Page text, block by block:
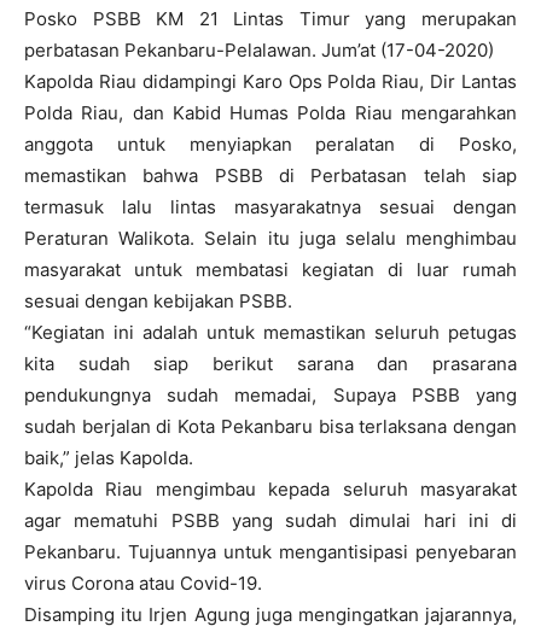
Posko PSBB KM 21 Lintas Timur yang merupakan
perbatasan Pekanbaru-Pelalawan. Jum’at (17-04-2020)
Kapolda Riau didampingi Karo Ops Polda Riau, Dir Lantas
Polda Riau, dan Kabid Humas Polda Riau mengarahkan
anggota untuk menyiapkan peralatan di Posko,
memastikan bahwa PSBB di Perbatasan telah siap
termasuk lalu lintas masyarakatnya sesuai dengan
Peraturan Walikota. Selain itu juga selalu menghimbau
masyarakat untuk membatasi kegiatan di luar rumah
sesuai dengan kebijakan PSBB.
“Kegiatan ini adalah untuk memastikan seluruh petugas
kita sudah siap berikut sarana dan prasarana
pendukungnya sudah memadai, Supaya PSBB yang
sudah berjalan di Kota Pekanbaru bisa terlaksana dengan
baik,” jelas Kapolda.
Kapolda Riau mengimbau kepada seluruh masyarakat
agar mematuhi PSBB yang sudah dimulai hari ini di
Pekanbaru. Tujuannya untuk mengantisipasi penyebaran
virus Corona atau Covid-19.
Disamping itu Irjen Agung juga mengingatkan jajarannya,